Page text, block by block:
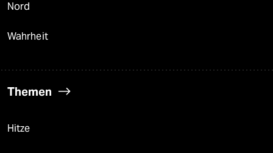
Nord
Wahrheit
Themen
Hitze